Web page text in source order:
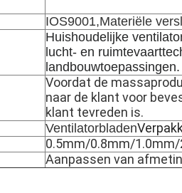
IOS9001,Materiële
Huishoudelijke
lucht- en
landbouwtoepassingen.
Voordat de
naar de klant voor
klant tevreden is.
Ventilatorbladen
0.5mm/0.8mm/
Aanpassen van